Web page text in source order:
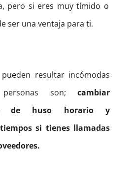
pero si eres muy tímido o
ser una ventaja para ti.
resultar incómodas
personas son;cambiar
de huso horario y
si tienes llamadas